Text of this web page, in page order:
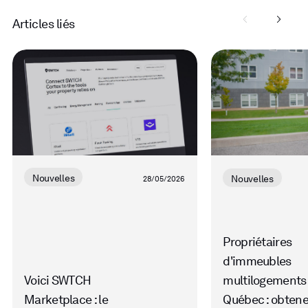
Articles liés
Read
more
Nouvelles 28/05/2026
Voici SWTCH
Marketplace : le
Read
more
Nouvelles
Propriétaires
d'immeubles
multilogements
Québec :